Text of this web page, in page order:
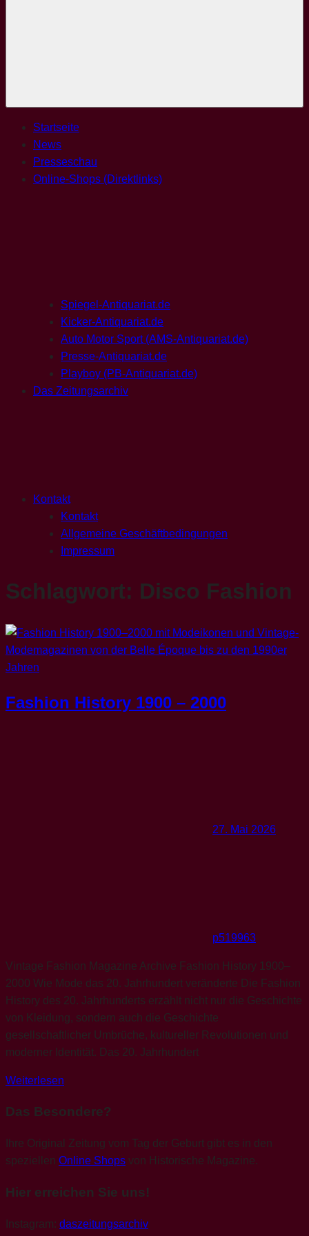
Startseite
News
Presseschau
Online-Shops (Direktlinks)
Spiegel-Antiquariat.de
Kicker-Antiquariat.de
Auto Motor Sport (AMS-Antiquariat.de)
Presse-Antiquariat.de
Playboy (PB-Antiquariat.de)
Das Zeitungsarchiv
Kontakt
Kontakt
Allgemeine Geschäftbedingungen
Impressum
Schlagwort: Disco Fashion
Fashion History 1900 – 2000
27. Mai 2026
p519963
Vintage Fashion Magazine Archive Fashion History 1900–
2000 Wie Mode das 20. Jahrhundert veränderte Die Fashion
History des 20. Jahrhunderts erzählt nicht nur die Geschichte
von Kleidung, sondern auch die Geschichte
gesellschaftlicher Umbrüche, kultureller Revolutionen und
moderner Identität. Das 20. Jahrhundert
Weiterlesen
Das Besondere?
Ihre Original Zeitung vom Tag der Geburt gibt es in den
speziellen Online Shops von Historische Magazine.
Hier erreichen Sie uns!
Instagram: daszeitungsarchiv